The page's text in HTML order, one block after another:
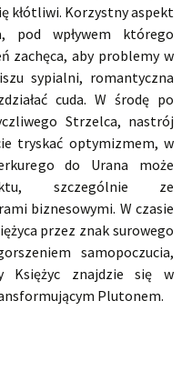
kłótliwi. Korzystny aspekt
pod wpływem którego
zachęca, aby problemy w
sypialni, romantyczna
cuda. W środę po
Strzelca, nastrój
tryskać optymizmem, w
do Urana może
szczególnie ze
biznesowymi. W czasie
przez znak surowego
samopoczucia,
Księżyc znajdzie się w
Plutonem.